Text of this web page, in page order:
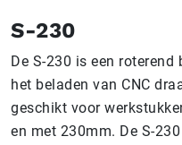
S-230
De S-230 is een
het beladen van CNC
geschikt voor
en met 230mm. De S-